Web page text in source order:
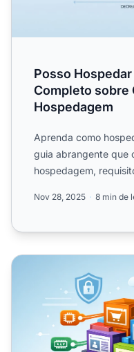
Posso
Completo sobre
Hospedagem
Aprenda como
guia abrangente que
hospedagem,
Nov 28, 2025 8 min de
Hospedagem